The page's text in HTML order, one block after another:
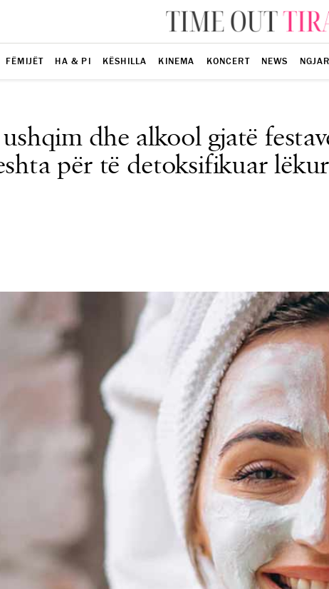
FËMIJËT HA & PI KËSHILLA KINEMA KONCERT NEWS
dhe alkool gjatë
për të detoksifikuar